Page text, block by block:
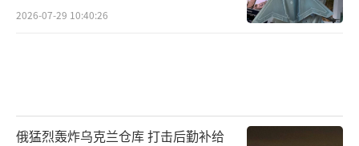
2026-07-29 10:40:26
俄猛烈轰炸乌克兰仓库 打击后勤补给